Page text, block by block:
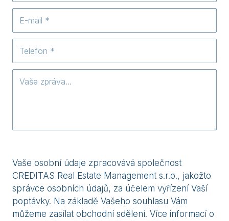
Vaše osobní údaje zpracovává společnost
CREDITAS Real Estate Management s.r.o., jakožto
správce osobních údajů, za účelem vyřízení Vaší
poptávky. Na základě Vašeho souhlasu Vám
můžeme zasílat obchodní sdělení. Více informací o